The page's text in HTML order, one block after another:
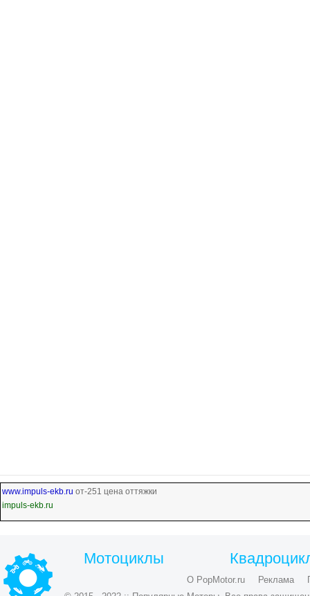
www.impuls-ekb.ru от-251 цена оттяжки
impuls-ekb.ru
Мотоциклы
О PopMotor.ru Реклама